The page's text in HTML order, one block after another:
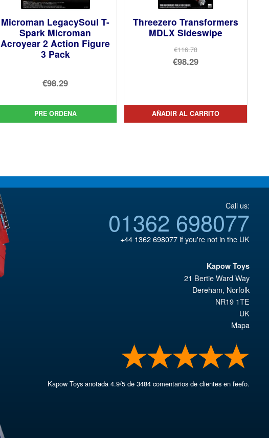
Microman LegacySoul T-
Spark Microman
Acroyear 2 Action Figure
3 Pack
€98.29
PRE ORDENA
Threezero Transformers
MDLX Sideswipe
€116.78
El
era:
€116.78.
€98.29
actual
es:
AÑADIR AL CARRITO
Call us:
01362 698077
+44 1362 698077if you're not in the UK
Kapow Toys
21 Bertie Ward Way
Dereham, Norfolk
NR19 1TE
UK
Mapa
Kapow Toys anotada4.9/5 de3484 comentarios de clientes en feefo.